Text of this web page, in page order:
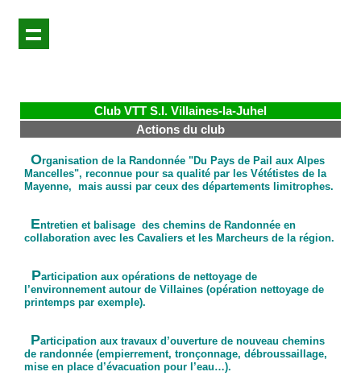
Club VTT S.I. Villaines-la-Juhel
Actions du club
Organisation de la Randonnée "Du Pays de Pail aux Alpes
Mancelles", reconnue pour sa qualité par les Vététistes de la
Mayenne, mais aussi par ceux des départements limitrophes.
Entretien et balisage des chemins de Randonnée en
collaboration avec les Cavaliers et les Marcheurs de la région.
Participation aux opérations de nettoyage de
l’environnement autour de Villaines (opération nettoyage de
printemps par exemple).
Participation aux travaux d’ouverture de nouveau chemins
de randonnée (empierrement, tronçonnage, débroussaillage,
mise en place d’évacuation pour l’eau…).